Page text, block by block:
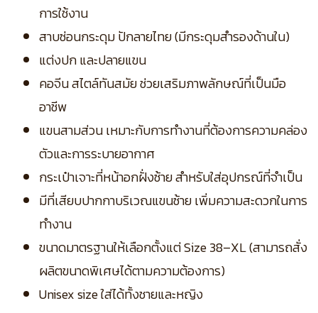
การใช้งาน
สาบซ่อนกระดุม ปักลายไทย (มีกระดุมสำรองด้านใน)
แต่งปก และปลายแขน
คอจีน สไตล์ทันสมัย ช่วยเสริมภาพลักษณ์ที่เป็นมือ
อาชีพ
แขนสามส่วน เหมาะกับการทำงานที่ต้องการความคล่อง
ตัวและการระบายอากาศ
กระเป๋าเจาะที่หน้าอกฝั่งซ้าย สำหรับใส่อุปกรณ์ที่จำเป็น
มีที่เสียบปากกาบริเวณแขนซ้าย เพิ่มความสะดวกในการ
ทำงาน
ขนาดมาตรฐานให้เลือกตั้งแต่ Size 38–XL (สามารถสั่ง
ผลิตขนาดพิเศษได้ตามความต้องการ)
Unisex size ใส่ได้ทั้งชายและหญิง